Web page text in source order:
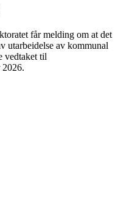
får melding om at det
utarbeidelse av kommunal
vedtaket til
2026.